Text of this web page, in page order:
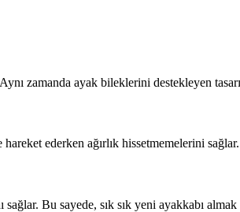
zamanda ayak bileklerini destekleyen
ederken ağırlık hissetmemelerini sağlar.
Bu sayede, sık sık yeni ayakkabı